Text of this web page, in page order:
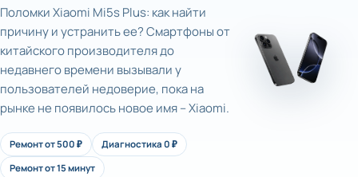
Поломки Xiaomi Mi5s Plus: как найти
причину и устранить ее? Смартфоны от
китайского производителя до
недавнего времени вызывали у
пользователей недоверие, пока на
рынке не появилось новое имя – Xiaomi.
Ремонт от 500 ₽
Диагностика 0 ₽
Ремонт от 15 минут